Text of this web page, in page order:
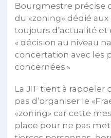
Bourgmestre précise
du «zoning» dédié
toujours d’actualité et
« décision au niveau
concertation avec les
concernées.»
La JIF tient à rappeler
pas d’organiser le
«zoning» car cette
place pour ne pas